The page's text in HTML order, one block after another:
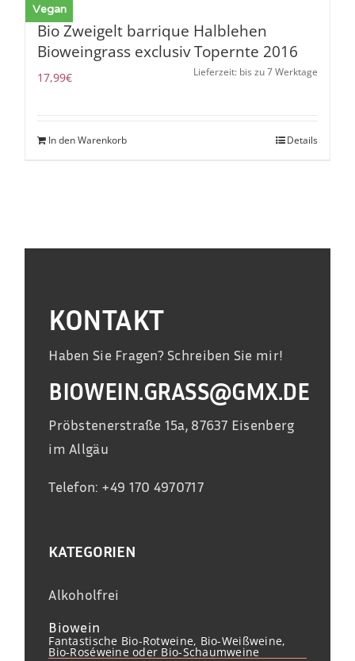
Vegan
Bio Zweigelt barrique Halblehen
Bioweingrass exclusiv Topernte 2016
17,99€ Lieferzeit: bis zu 7 Werktage
In den Warenkorb Details
KONTAKT
Haben Sie Fragen? Schreiben Sie mir!
BIOWEIN.GRASS@GMX.DE
Pröbstenerstraße 15a, 87637 Eisenberg
im Allgäu
Telefon: +49 170 4970717
KATEGORIEN
Alkoholfrei
Biowein
Fantastische Bio-Rotweine, Bio-Weißweine,
Bio-Roséweine oder Bio-Schaumweine